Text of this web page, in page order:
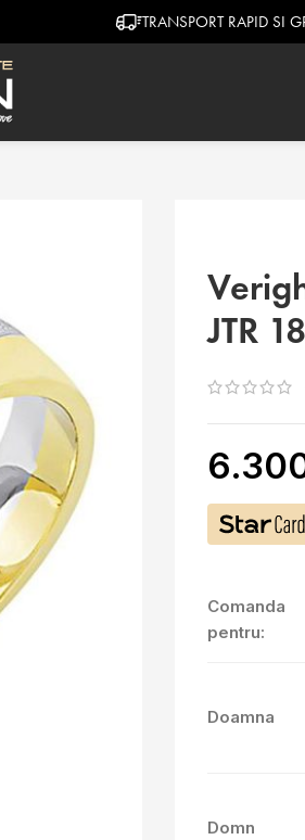
TRANSPORT RAPID SI GRATUIT
JTR
Comanda
pentru:
Doamna
Domn